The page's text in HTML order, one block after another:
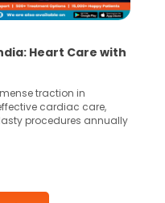
Heart Care with
traction in
cardiac care,
procedures annually
like angioplasty and